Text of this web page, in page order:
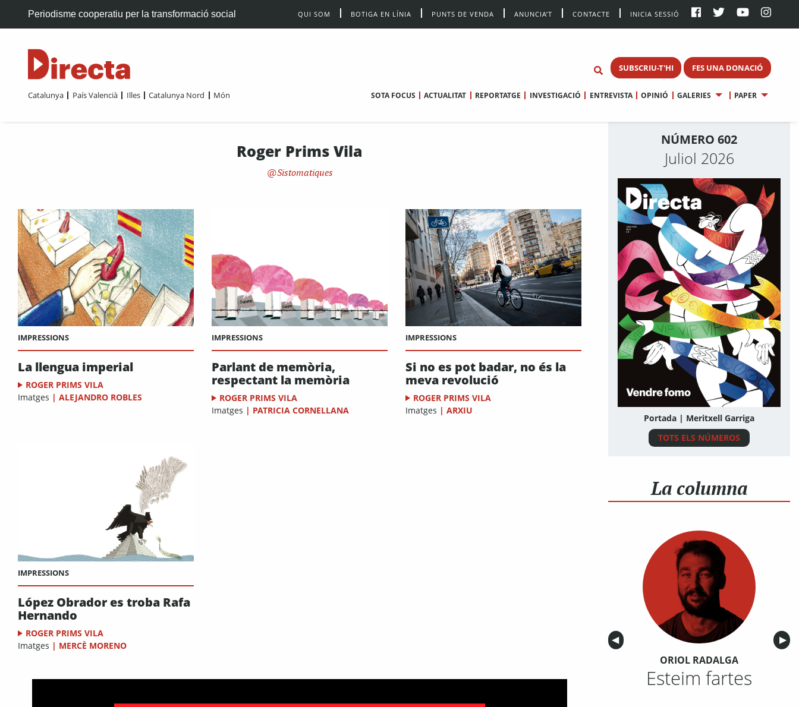
Periodisme cooperatiu per la transformació social QUI SOM BOTIGA EN LÍNIA PUNTS DE VENDA ANUNCIA’T CONTACTE INICIA SESSIÓ
SUBSCRIU-T'HI FES UNA DONACIÓ
Catalunya País Valencià Illes Catalunya Nord Món SOTA FOCUS ACTUALITAT REPORTATGE INVESTIGACIÓ ENTREVISTA OPINIÓ GALERIES PAPER
Roger Prims Vila
Sistomatiques
IMPRESSIONS
La llengua imperial
ROGER PRIMS VILA
Imatges | ALEJANDRO ROBLES
IMPRESSIONS
Parlant de memòria,
respectant la memòria
ROGER PRIMS VILA
Imatges | PATRICIA CORNELLANA
IMPRESSIONS
Si no es pot badar, no és la
meva revolució
ROGER PRIMS VILA
Imatges | ARXIU
IMPRESSIONS
López Obrador es troba Rafa
Hernando
ROGER PRIMS VILA
Imatges | MERCÈ MORENO
NÚMERO 602
Juliol 2026
Portada | Meritxell Garriga
TOTS ELS NÚMEROS
La columna
Anterior
◀︎ ▶︎
ORIOL RADALGA
Esteim fartes